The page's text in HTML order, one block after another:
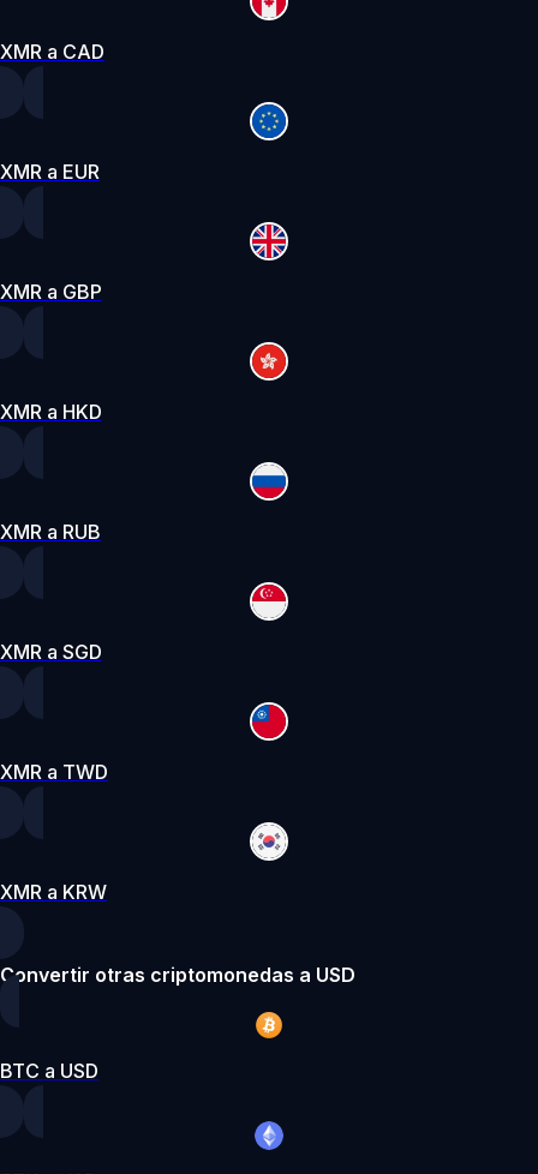
XMR a CAD
XMR a EUR
XMR a GBP
XMR a HKD
XMR a RUB
XMR a SGD
XMR a TWD
XMR a KRW
Convertir otras criptomonedas a USD
BTC a USD